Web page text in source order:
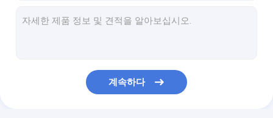
식품 포장 공급
계속하다